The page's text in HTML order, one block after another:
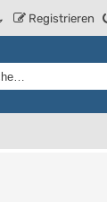
Registrieren